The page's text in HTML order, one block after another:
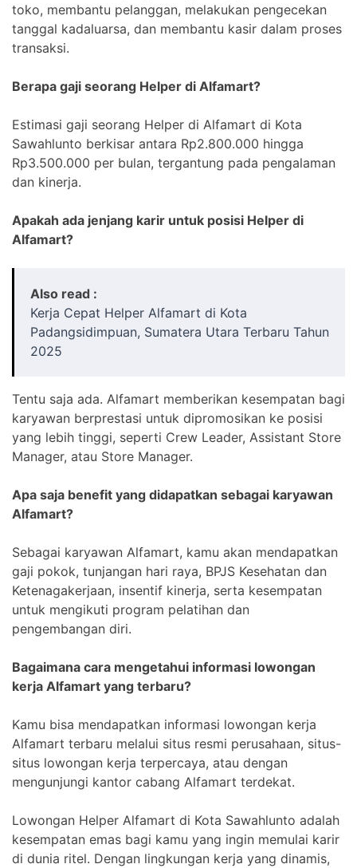
toko, membantu pelanggan, melakukan pengecekan
tanggal kadaluarsa, dan membantu kasir dalam proses
transaksi.
Berapa gaji seorang Helper di Alfamart?
Estimasi gaji seorang Helper di Alfamart di Kota
Sawahlunto berkisar antara Rp2.800.000 hingga
Rp3.500.000 per bulan, tergantung pada pengalaman
dan kinerja.
Apakah ada jenjang karir untuk posisi Helper di
Alfamart?
Also read :
Kerja Cepat Helper Alfamart di Kota
Padangsidimpuan, Sumatera Utara Terbaru Tahun
2025
Tentu saja ada. Alfamart memberikan kesempatan bagi
karyawan berprestasi untuk dipromosikan ke posisi
yang lebih tinggi, seperti Crew Leader, Assistant Store
Manager, atau Store Manager.
Apa saja benefit yang didapatkan sebagai karyawan
Alfamart?
Sebagai karyawan Alfamart, kamu akan mendapatkan
gaji pokok, tunjangan hari raya, BPJS Kesehatan dan
Ketenagakerjaan, insentif kinerja, serta kesempatan
untuk mengikuti program pelatihan dan
pengembangan diri.
Bagaimana cara mengetahui informasi lowongan
kerja Alfamart yang terbaru?
Kamu bisa mendapatkan informasi lowongan kerja
Alfamart terbaru melalui situs resmi perusahaan, situs-
situs lowongan kerja terpercaya, atau dengan
mengunjungi kantor cabang Alfamart terdekat.
Lowongan Helper Alfamart di Kota Sawahlunto adalah
kesempatan emas bagi kamu yang ingin memulai karir
di dunia ritel. Dengan lingkungan kerja yang dinamis,